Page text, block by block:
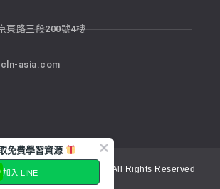
東路三段200號4樓
asia.com
貴語文顧問股份有限公司 All Rights Reserved
條款
免費學習資源
加入 LINE